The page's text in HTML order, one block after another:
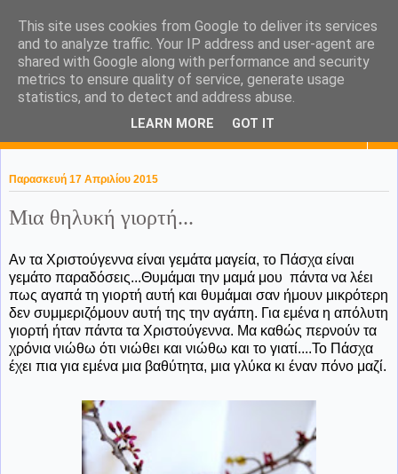
KaPa. Me without you...tea
without a biscuit!
Παρασκευή 17 Απριλίου 2015
Μια θηλυκή γιορτή...
Αν τα Χριστούγεννα είναι γεμάτα μαγεία, το Πάσχα είναι
γεμάτο παραδόσεις...Θυμάμαι την μαμά μου πάντα να λέει
πως αγαπά τη γιορτή αυτή και θυμάμαι σαν ήμουν μικρότερη
δεν συμμεριζόμουν αυτή της την αγάπη. Για εμένα η απόλυτη
γιορτή ήταν πάντα τα Χριστούγεννα. Μα καθώς περνούν τα
χρόνια νιώθω ότι νιώθει και νιώθω και το γιατί....Το Πάσχα
έχει πια για εμένα μια βαθύτητα, μια γλύκα κι έναν πόνο μαζί.
This site uses cookies from Google to deliver its services
and to analyze traffic. Your IP address and user-agent are
shared with Google along with performance and security
metrics to ensure quality of service, generate usage
statistics, and to detect and address abuse.
LEARN MORE GOT IT